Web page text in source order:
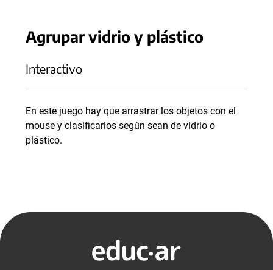
Agrupar vidrio y plástico
Interactivo
En este juego hay que arrastrar los objetos con el
mouse y clasificarlos según sean de vidrio o
plástico.